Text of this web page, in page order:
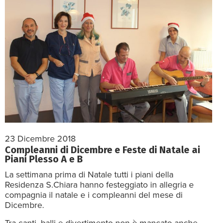
23 Dicembre 2018
Compleanni di Dicembre e Feste di Natale ai
Piani Plesso A e B
La settimana prima di Natale tutti i piani della
Residenza S.Chiara hanno festeggiato in allegria e
compagnia il natale e i compleanni del mese di
Dicembre.